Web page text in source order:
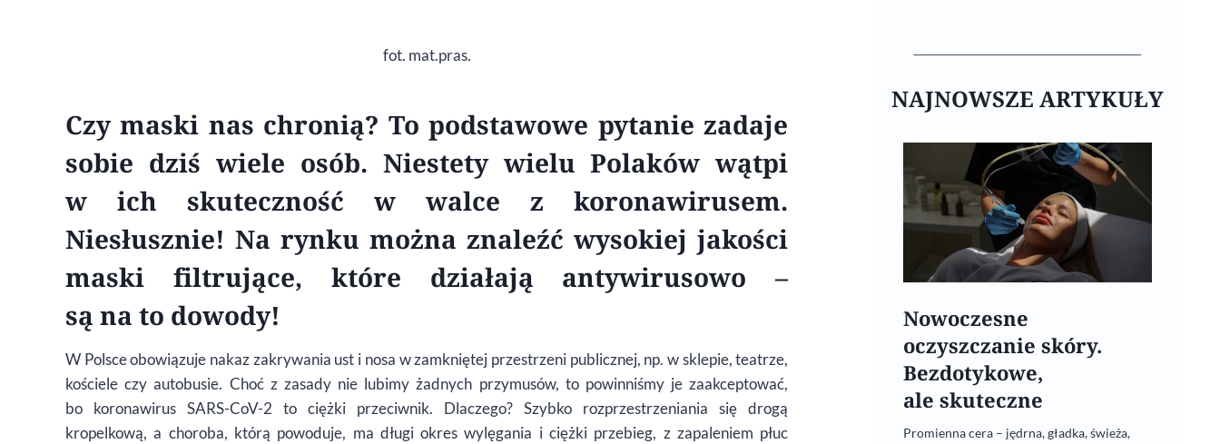
fot. mat.pras.
Czy maski nas chronią? To podstawowe pytanie zadaje
sobie dziś wiele osób. Niestety wielu Polaków wątpi
w ich skuteczność w walce z koronawirusem.
Niesłusznie! Na rynku można znaleźć wysokiej jakości
maski filtrujące, które działają antywirusowo –
są na to dowody!
W Polsce obowiązuje nakaz zakrywania ust i nosa w zamkniętej przestrzeni publicznej, np. w sklepie, teatrze,
kościele czy autobusie. Choć z zasady nie lubimy żadnych przymusów, to powinniśmy je zaakceptować,
bo koronawirus SARS-CoV-2 to ciężki przeciwnik. Dlaczego? Szybko rozprzestrzeniania się drogą
kropelkową, a choroba, którą powoduje, ma długi okres wylęgania i ciężki przebieg, z zapaleniem płuc
NAJNOWSZE ARTYKUŁY
Nowoczesne
oczyszczanie skóry.
Bezdotykowe,
ale skuteczne
Promienna cera – jędrna, gładka, świeża,